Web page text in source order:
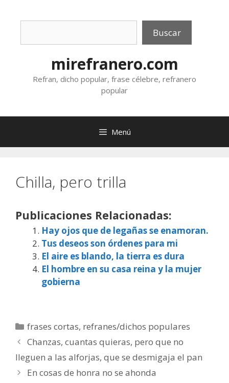
Buscar
mirefranero.com
Refran, dicho popular, frase célebre, refranero
popular
Menú
Chilla, pero trilla
Publicaciones Relacionadas:
Hay ojos que de legañas se enamoran.
Tus deseos son órdenes para mi
El aire es blando, la tierra es dura
El hombre en su casa reina y la mujer
gobierna
Categorías
frases cortas, refranes/dichos populares
Chanzas, cuantas quieras, pero que no
lleguen a las alforjas, que se desmigaja el pan
En cosas de honra no se ahonda